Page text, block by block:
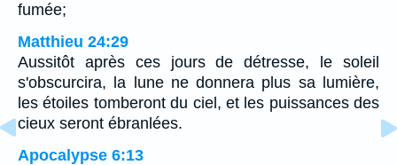
fumée;
Matthieu 24:29
Aussitôt après ces jours de détresse, le soleil
s'obscurcira, la lune ne donnera plus sa lumière,
les étoiles tomberont du ciel, et les puissances des
cieux seront ébranlées.
Apocalypse 6:13